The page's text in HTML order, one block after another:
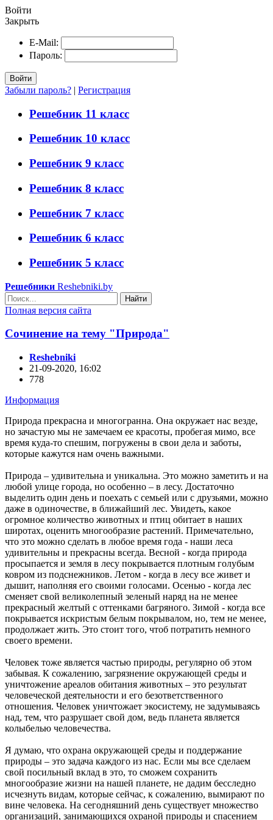
Войти
Закрыть
E-Mail:
Пароль:
Войти
Забыли пароль? | Регистрация
Решебник 11 класс
Решебник 10 класс
Решебник 9 класс
Решебник 8 класс
Решебник 7 класс
Решебник 6 класс
Решебник 5 класс
Решебники Reshebniki.by
Найти
Полная версия сайта
Сочинение на тему "Природа"
Reshebniki
21-09-2020, 16:02
778
Информация
Природа прекрасна и многогранна. Она окружает нас везде,
но зачастую мы не замечаем ее красоты, пробегая мимо, все
время куда-то спешим, погружены в свои дела и заботы,
которые кажутся нам очень важными.
Природа – удивительна и уникальна. Это можно заметить и на
любой улице города, но особенно – в лесу. Достаточно
выделить один день и поехать с семьей или с друзьями, можно
даже в одиночестве, в ближайший лес. Увидеть, какое
огромное количество животных и птиц обитает в наших
широтах, оценить многообразие растений. Примечательно,
что это можно сделать в любое время года - наши леса
удивительны и прекрасны всегда. Весной - когда природа
просыпается и земля в лесу покрывается плотным голубым
ковром из подснежников. Летом - когда в лесу все живет и
дышит, наполняя его своими голосами. Осенью - когда лес
сменяет свой великолепный зеленый наряд на не менее
прекрасный желтый с оттенками багряного. Зимой - когда все
покрывается искристым белым покрывалом, но, тем не менее,
продолжает жить. Это стоит того, чтоб потратить немного
своего времени.
Человек тоже является частью природы, регулярно об этом
забывая. К сожалению, загрязнение окружающей среды и
уничтожение ареалов обитания животных – это результат
человеческой деятельности и его безответственного
отношения. Человек уничтожает экосистему, не задумываясь
над, тем, что разрушает свой дом, ведь планета является
колыбелью человечества.
Я думаю, что охрана окружающей среды и поддержание
природы – это задача каждого из нас. Если мы все сделаем
свой посильный вклад в это, то сможем сохранить
многообразие жизни на нашей планете, не дадим бесследно
исчезнуть видам, которые сейчас, к сожалению, вымирают по
вине человека. На сегодняшний день существует множество
организаций, занимающихся охраной природы и спасением